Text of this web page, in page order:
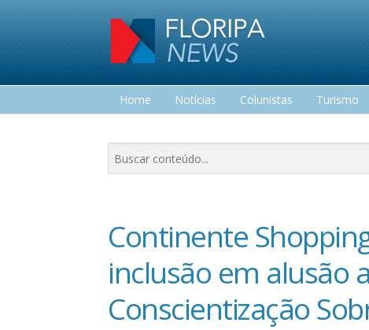
Home Notícias Colunistas Turismo
Continente
inclusão em alusão
Conscientização